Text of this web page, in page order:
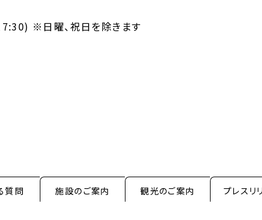
※日曜、祝日を除きます
質問 施設のご案内 観光のご案内 プレスリ